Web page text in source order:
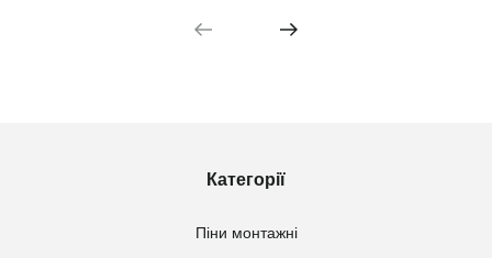
Категорії
Піни монтажні